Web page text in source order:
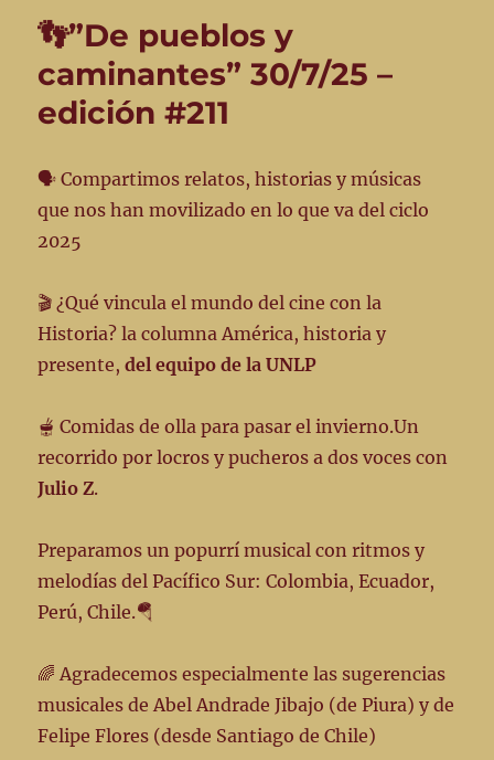
👣”De pueblos y
caminantes” 30/7/25 –
edición #211
🗣️ Compartimos relatos, historias y músicas
que nos han movilizado en lo que va del ciclo
2025
🎬 ¿Qué vincula el mundo del cine con la
Historia? la columna América, historia y
presente,del equipo de la UNLP
🫕 Comidas de olla para pasar el invierno.Un
recorrido por locros y pucheros a dos voces con
Julio Z.
Preparamos un popurrí musical con ritmos y
melodías del Pacífico Sur: Colombia, Ecuador,
Perú, Chile.🪂
🌈 Agradecemos especialmente las sugerencias
musicales de Abel Andrade Jibajo (de Piura) y de
Felipe Flores (desde Santiago de Chile)